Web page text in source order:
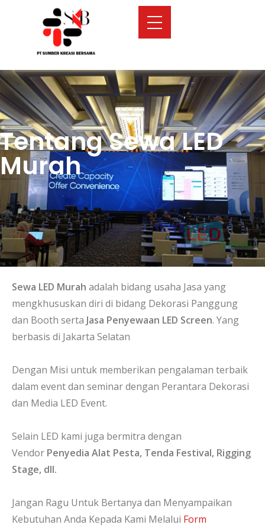
Tentang Sewa LED
Murah
Sewa LED Murah adalah bidang usaha Jasa yang
mengkhususkan diri di bidang Dekorasi Panggung
dan Booth serta Jasa Penyewaan LED Screen. Yang
berbasis di Jakarta Selatan
Dengan Misi untuk memberikan pengalaman terbaik
dalam event dan seminar dengan Perantara Dekorasi
dan Media LED Event.
Selain LED kami juga bermitra dengan
Vendor Penyedia Alat Pesta, Tenda Festival, Rigging
Stage, dll.
Jangan Ragu Untuk Bertanya dan Menyampaikan
Kebutuhan Anda Kepada Kami Melalui Form